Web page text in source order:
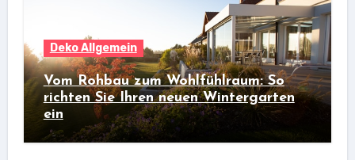
Deko Allgemein
Vom Rohbau zum Wohlfühlraum: So
richten Sie Ihren neuen Wintergarten
ein